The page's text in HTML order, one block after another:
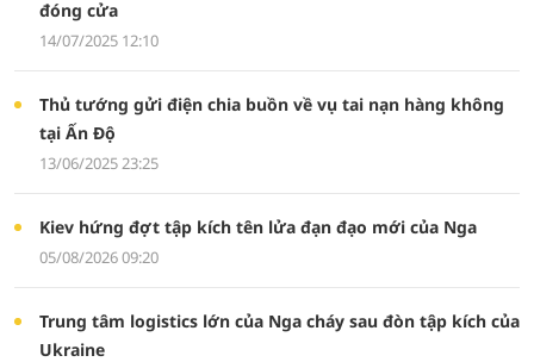
đóng cửa
14/07/2025 12:10
Thủ tướng gửi điện chia buồn về vụ tai nạn hàng không
tại Ấn Độ
13/06/2025 23:25
Kiev hứng đợt tập kích tên lửa đạn đạo mới của Nga
05/08/2026 09:20
Trung tâm logistics lớn của Nga cháy sau đòn tập kích của
Ukraine